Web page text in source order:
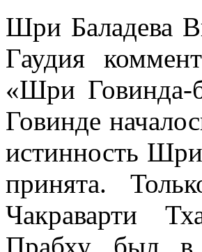
Шри Баладева
Гаудия
«Шри
Говинде
истинность
принята.
Чакраварти